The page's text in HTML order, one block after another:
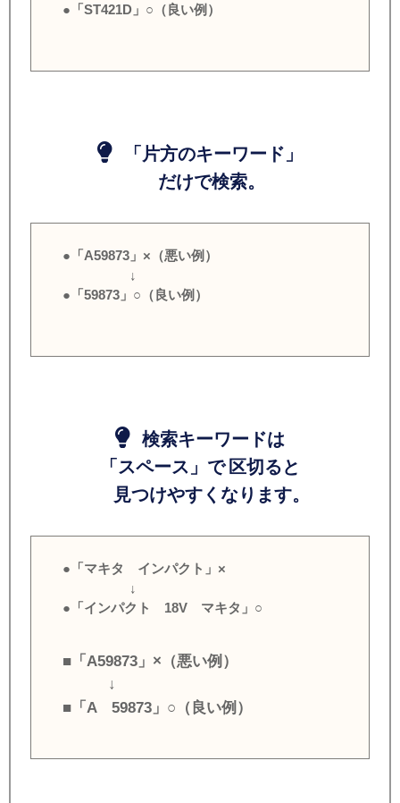
●「ST421D」○（良い例）
「片方のキーワード」
だけで検索。
●「A59873」×（悪い例）
↓
●「59873」○（良い例）
検索キーワードは
「スペース」で 区切ると
見つけやすくなります。
●「マキタ インパクト」×
↓
●「インパクト 18V マキタ」○
■「A59873」×（悪い例）
↓
■「A 59873」○（良い例）